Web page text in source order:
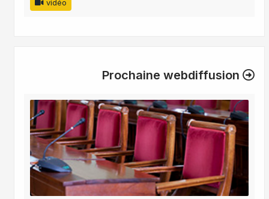
vidéo
Prochaine webdiffusion